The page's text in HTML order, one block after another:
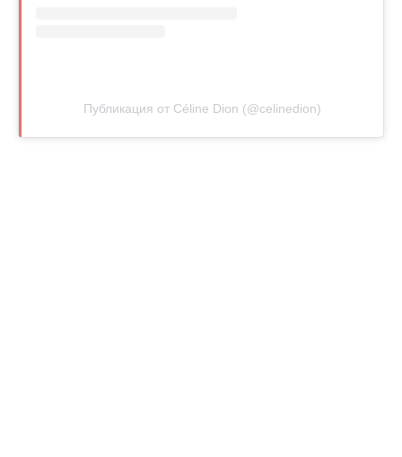
Публикация от Céline Dion (@celinedion)